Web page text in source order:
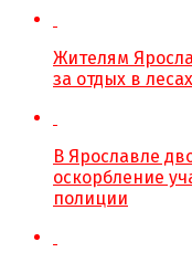
Жителям
за отдых в
В Ярославле
оскорбление
полиции